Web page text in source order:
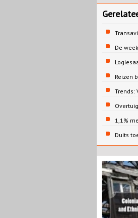
De
Reizen
Trends:
1,1%
Duits